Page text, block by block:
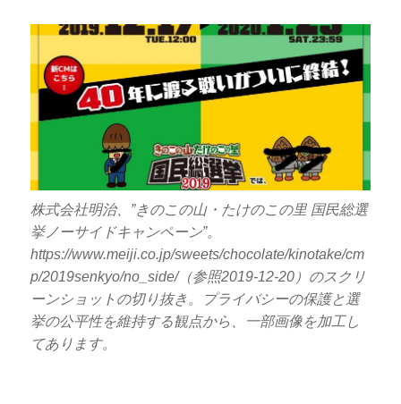
株式会社明治、”きのこの山・たけのこの里 国民総選
挙ノーサイドキャンペーン”。
https://www.meiji.co.jp/sweets/chocolate/kinotake/cm
p/2019senkyo/no_side/（参照2019-12-20）のスクリ
ーンショットの切り抜き。プライバシーの保護と選
挙の公平性を維持する観点から、一部画像を加工し
てあります。